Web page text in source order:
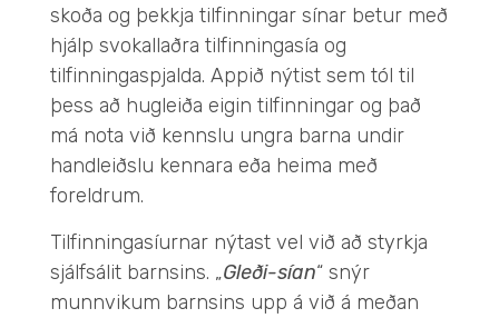
skoða og þekkja tilfinningar sínar betur með
hjálp svokallaðra tilfinningasía og
tilfinningaspjalda. Appið nýtist sem tól til
þess að hugleiða eigin tilfinningar og það
má nota við kennslu ungra barna undir
handleiðslu kennara eða heima með
foreldrum.
Tilfinningasíurnar nýtast vel við að styrkja
sjálfsálit barnsins. „Gleði-sían“ snýr
munnvikum barnsins upp á við á meðan